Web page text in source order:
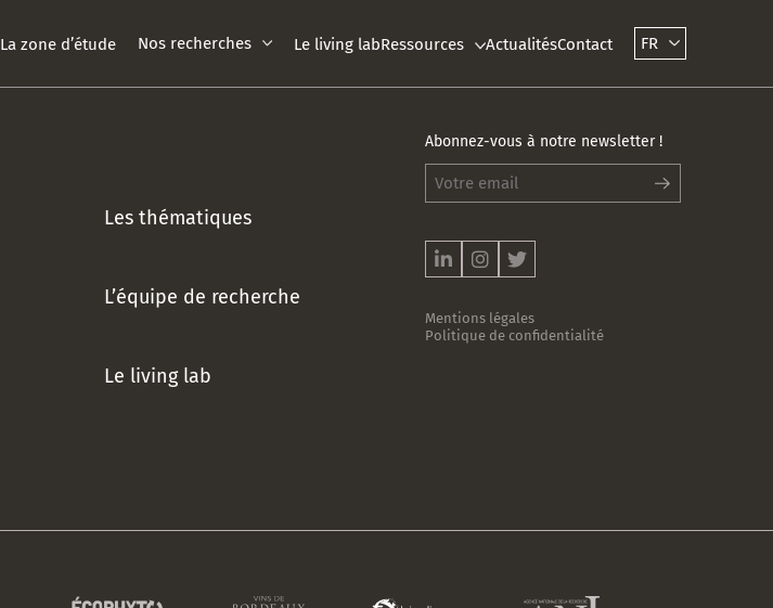
La zone d’étude Nos recherches Le living labRessources ActualitésContact FR
Les thématiques
L’équipe de recherche
Le living lab
Abonnez-vous à notre newsletter !
Abonnez-
vous
newsletter
!*
Mentions légales
Politique de confidentialité